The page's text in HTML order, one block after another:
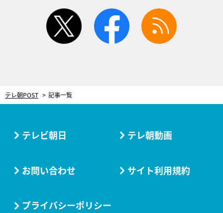
twitter facebook
テレ朝POST 記事一覧
テレビ朝日 テレ朝動画
お問い合わせ サイト利用規約
プライバシーポリシー